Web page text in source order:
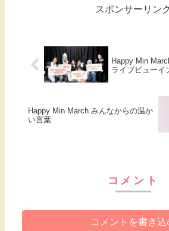
スポンサーリンク
Happy Min
ライブビューイ
Happy Min March みんなからの温か
い言葉
コメント
コメントを書き込